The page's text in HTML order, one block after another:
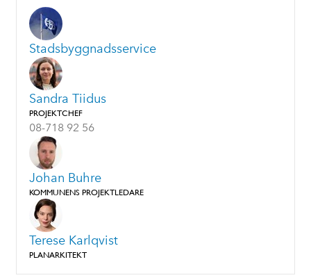
Stadsbyggnadsservice
Sandra Tiidus
PROJEKTCHEF
08-718 92 56
Johan Buhre
KOMMUNENS PROJEKTLEDARE
Terese Karlqvist
PLANARKITEKT